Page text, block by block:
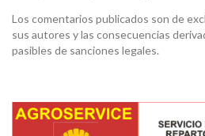
Los comentarios publicados son de
sus autores y las consecuencias
pasibles de sanciones legales.